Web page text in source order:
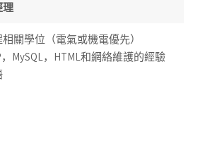
理
關學位（電氣或機電優先）
MySQL，HTML和網絡維護的經驗